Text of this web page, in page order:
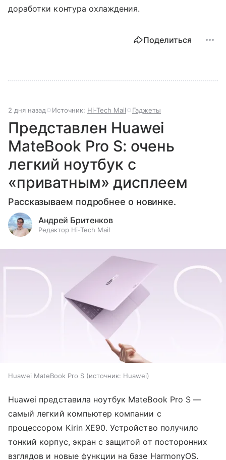
доработки контура охлаждения.
Поделиться
2 дня назад Источник: Hi-Tech Mail Гаджеты
Представлен Huawei
MateBook Pro S: очень
легкий ноутбук с
«приватным» дисплеем
Рассказываем подробнее о новинке.
Андрей Бритенков
Редактор Hi-Tech Mail
Huawei MateBook Pro S источник: Huawei
Huawei представила ноутбук MateBook Pro S —
самый легкий компьютер компании с
процессором Kirin XE90. Устройство получило
тонкий корпус, экран с защитой от посторонних
взглядов и новые функции на базе HarmonyOS.